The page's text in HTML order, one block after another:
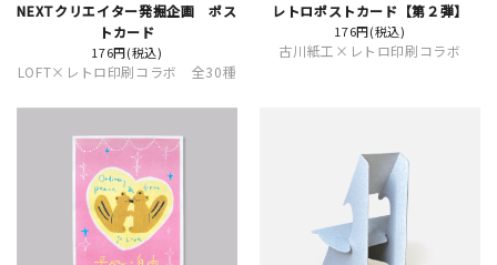
お問い合わせ
NEXTクリエイター発掘企画 ポス
トカード
176円(税込)
LOFT×レトロ印刷コラボ 全30種
レトロポストカード【第２弾】
176円(税込)
古川紙工×レトロ印刷コラボ